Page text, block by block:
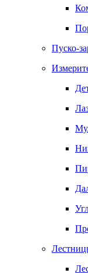
Пуско-